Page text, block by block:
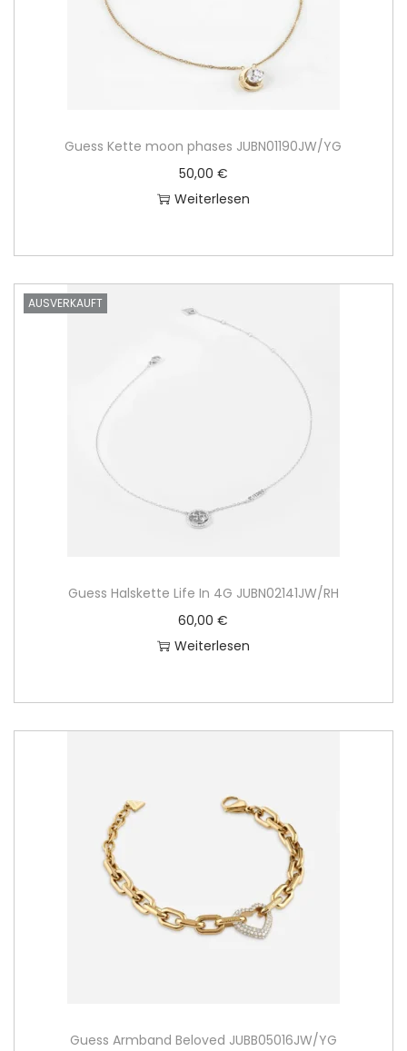
Guess Kette moon phases JUBN01190JW/YG
50,00 €
Weiterlesen
AUSVERKAUFT
Guess Halskette Life In 4G JUBN02141JW/RH
60,00€
Weiterlesen
Guess Armband Beloved JUBB05016JW/YG